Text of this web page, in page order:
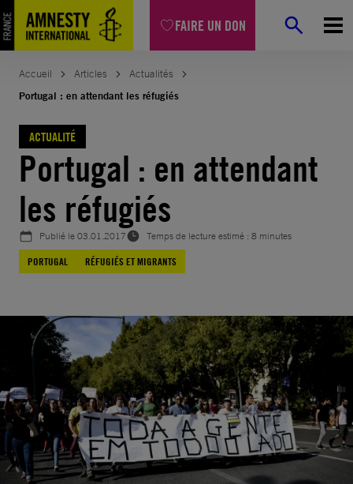
FAIRE UN DON
Aller
au
contenu
Accueil Articles
Actualités
Portugal : en attendant les réfugiés
ACTUALITÉ
Portugal : en attendant
les réfugiés
Publié le03.01.2017
Temps de lecture estimé : 8 minutes
PORTUGAL
RÉFUGIÉS ET MIGRANTS